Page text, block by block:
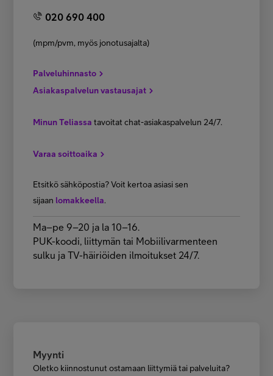
020 690 400
(mpm/pvm, myös jonotusajalta)
Palveluhinnasto
Asiakaspalvelun vastausajat
Minun Teliassatavoitat chat-asiakaspalvelun 24/7.
Varaa soittoaika
Etsitkö sähköpostia? Voit kertoa asiasi sen
sijaan lomakkeella.
Ma–pe 9–20 ja la 10–16.
PUK-koodi, liittymän tai Mobiilivarmenteen
sulku ja TV-häiriöiden ilmoitukset 24/7.
Myynti
Oletko kiinnostunut ostamaan liittymiä tai palveluita?